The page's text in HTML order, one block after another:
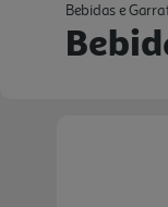
Bebidas e